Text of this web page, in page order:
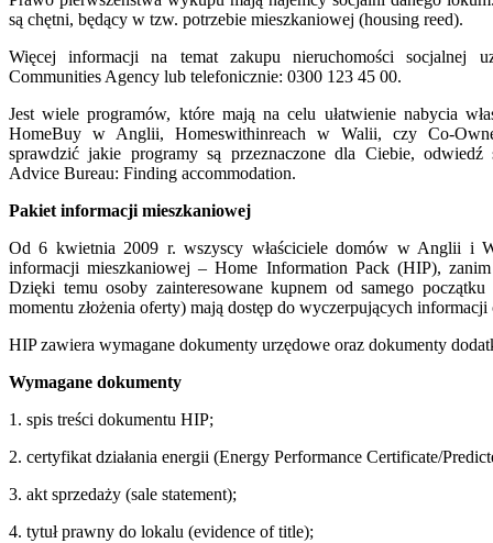
są chętni, będący w tzw. potrzebie mieszkaniowej (housing reed).
Więcej informacji na temat zakupu nieruchomości socjalnej
Communities Agency lub telefonicznie: 0300 123 45 00.
Jest wiele programów, które mają na celu ułatwienie nabycia
HomeBuy w Anglii, Homeswithinreach w Walii, czy Co-
sprawdzić jakie programy są przeznaczone dla Ciebie, odwiedź
Advice Bureau: Finding accommodation.
Pakiet informacji mieszkaniowej
Od 6 kwietnia 2009 r. wszyscy właściciele domów w Anglii i
informacji mieszkaniowej – Home Information Pack (HIP),
Dzięki temu osoby zainteresowane kupnem od samego
momentu złożenia oferty) mają dostęp do wyczerpujących
HIP zawiera wymagane dokumenty urzędowe oraz dokumenty
Wymagane dokumenty
1. spis treści dokumentu HIP;
2. certyfikat działania energii (Energy Performance Certificate/
3. akt sprzedaży (sale statement);
4. tytuł prawny do lokalu (evidence of title);